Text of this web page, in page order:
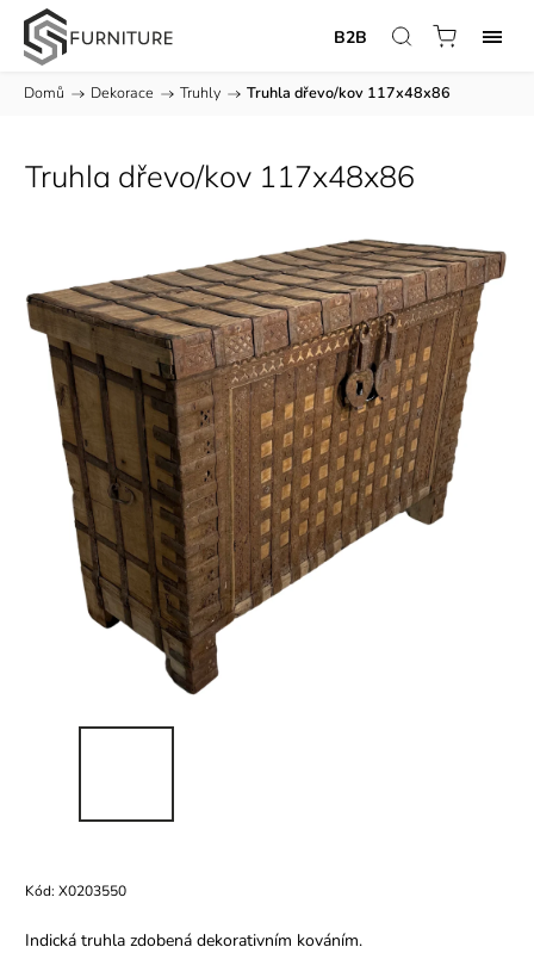
B2B
Domů / Dekorace / Truhly / Truhla dřevo/kov 117x48x86
Truhla dřevo/kov 117x48x86
Kód: X0203550
Indická truhla zdobená dekorativním kováním.